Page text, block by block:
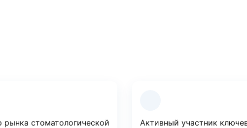
рынка стоматологической
Активный участник